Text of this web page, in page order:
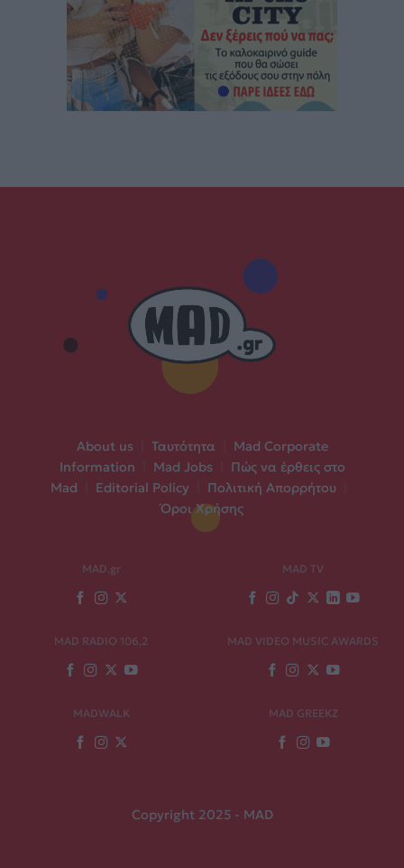
About us Ταυτότητα
Mad Corporate
Information
Mad Jobs
Πώς να έρθεις στο
Mad
Editorial Policy Πολιτική Απορρήτου
Όροι Χρήσης
MAD.gr MAD TV
MAD RADIO 106,2 MAD VIDEO MUSIC AWARDS
MADWALK MAD GREEKZ
Copyright 2025 - MAD